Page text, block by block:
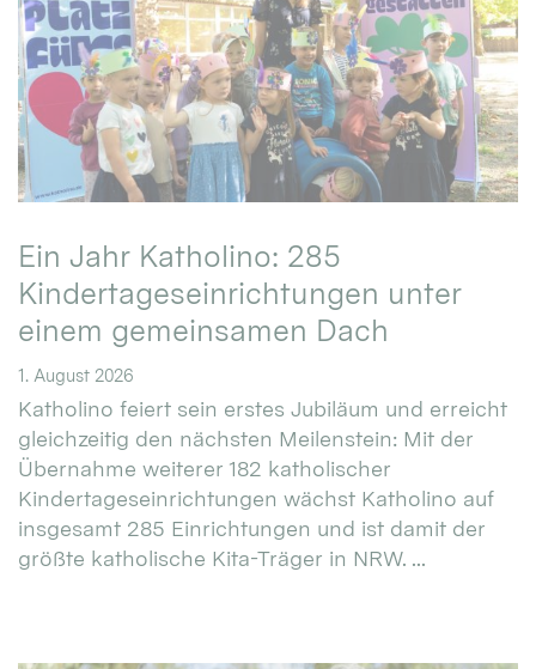
Ein Jahr Katholino: 285
Kindertageseinrichtungen unter
einem gemeinsamen Dach
1. August 2026
Katholino feiert sein erstes Jubiläum und erreicht
gleichzeitig den nächsten Meilenstein: Mit der
Übernahme weiterer 182 katholischer
Kindertageseinrichtungen wächst Katholino auf
insgesamt 285 Einrichtungen und ist damit der
größte katholische Kita-Träger in NRW. ...